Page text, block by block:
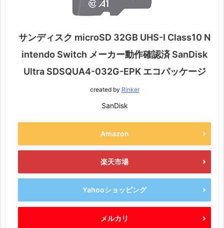
サンディスク microSD 32GB UHS-I Class10 N
intendo Switch メーカー動作確認済 SanDisk
Ultra SDSQUA4-032G-EPK エコパッケージ
created by Rinker
SanDisk
Amazon
楽天市場
Yahooショッピング
メルカリ